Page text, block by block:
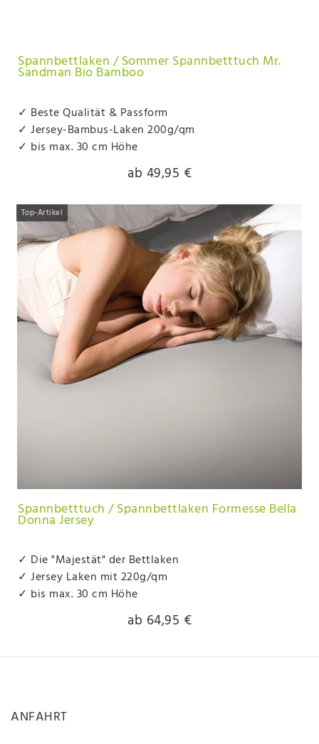
Spannbettlaken / Sommer Spannbetttuch Mr.
Sandman Bio Bamboo
✓ Beste Qualität & Passform
✓ Jersey-Bambus-Laken 200g/qm
✓ bis max. 30 cm Höhe
ab 49,95 €
Top-Artikel
Spannbetttuch / Spannbettlaken Formesse Bella
Donna Jersey
✓ Die "Majestät" der Bettlaken
✓ Jersey Laken mit 220g/qm
✓ bis max. 30 cm Höhe
ab 64,95 €
ANFAHRT